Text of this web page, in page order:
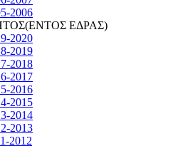
2006
ΕΔΡΑΣ)
2020
2019
2018
2017
2016
2015
2014
2013
2012